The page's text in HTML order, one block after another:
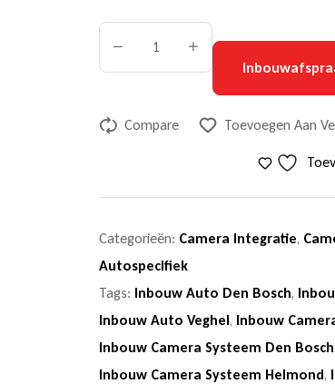
Compare Toevoegen Aan
Categorieën: Camera Integratie,
Autospecifiek
Tags: Inbouw Auto Den Bosch,
Inbouw Auto Veghel, Inbouw
Inbouw Camera Systeem Den Bosch
Inbouw Camera Systeem Helmond,